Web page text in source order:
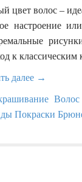
цвет волос –
настроение
к классическим
далее →